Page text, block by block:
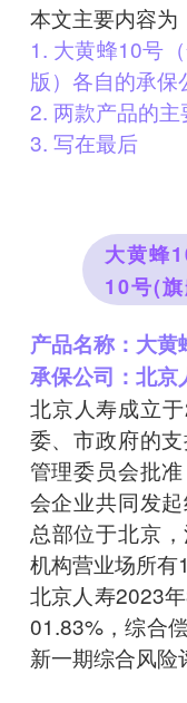
本文主要内容为
1. 大黄蜂10号
版）各自的承保
2. 两款产品的
3. 写在最后
大黄蜂
10号(
产品名称：大黄
承保公司：北京
北京人寿成立
委、市政府的
管理委员会批
会企业共同发
总部位于北京
机构营业场所有
北京人寿2023
01.83%，综合
新一期综合风险